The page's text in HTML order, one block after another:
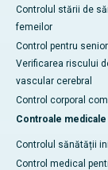
Controlul stării de
femeilor
Control pentru
Verificarea riscului
vascular cerebral
Control corporal
Controale medicale
Controlul sănătății
Control medical